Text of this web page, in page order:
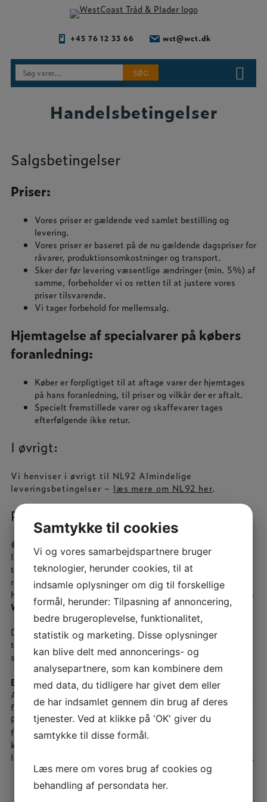
+45 76 12 33 66 wct@wct.dk
efter:
SØG
Handelsbetingelser
Salgsbetingelser
Priser:
​Vores priser er gældende ved samlet bestilling og
levering.
Vores priser er baseret på de nu gældende dagspriser for
råvarer, produktionsomkostninger og transport.
Sker der før levering væsentlige ændringer (min. 5%) af
samme, forbeholder vi os retten til at justere vores
priser tilsvarende.
Vi tager forbehold for mellemsalg.
Hjemtagelse af specialvarer på købers
foranledning:
​Køber er forpligtiget til at aftage varer der hjemtages
på hans foranledning, til priser og vilkår der er aftalt.
Specielt fremstillede varer og skaffevarer tages
efterfølgende ikke retur.
I øvrigt:
Vi henviser i øvrigt til NL92 Almindelige
leveringsbetingelser – læs mere om NL92 her.
Privacy statement:
©Copyright meddelelse:​
Indholdet på denne hjemmeside er beskyttet i henhold
til loven om ophavsret og må ikke kopieres,
reproduceres eller distribueres under nogen form –
hverken helt eller delvist – uden skriftlig tilladelse fra
WestCoast® Technique ApS (WCT)
Download eller kopiering af billedmateriale og/eller
tekstmateriale er kun tilladt, såfremt der ligger en
skriftlig tilladelse fra WCT
Behandling af personlige oplysninger:
Alle personlige oplysninger og data vil blive behandlet
fortroligt og vil ikke blive videregivet til tredjemand.
Personlige data vil kun blive anvendt til internt brug,
f. eks. til analyser af brugeradfærd. WCT videregiver
kun personlige oplysninger, hvis det kræves af
lovgivningen, eller hvis der foreligger en retskendelse.​
Samtykke til cookies
Vi og vores samarbejdspartnere bruger
teknologier, herunder cookies, til at
indsamle oplysninger om dig til forskellige
formål, herunder: Tilpasning af annoncering,
bedre brugeroplevelse, funktionalitet,
statistik og marketing. Disse oplysninger
kan blive delt med annoncerings- og
analysepartnere, som kan kombinere dem
med data, du tidligere har givet dem eller
de har indsamlet gennem din brug af deres
tjenester. Ved at klikke på 'OK' giver du
samtykke til disse formål.
Læs mere om vores brug af cookies og
behandling af persondata her.